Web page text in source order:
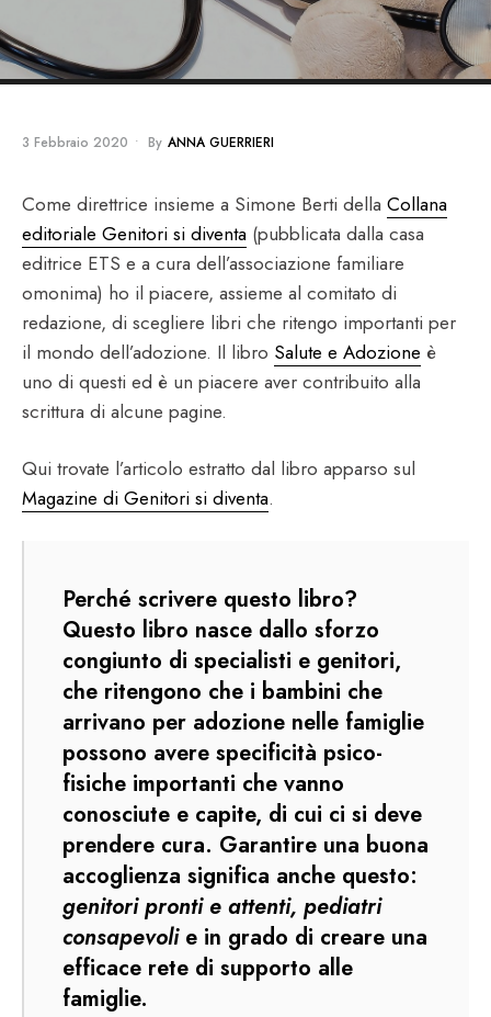
3 Febbraio 2020 • By ANNA GUERRIERI
Come direttrice insieme a Simone Berti della Collana
editoriale Genitori si diventa (pubblicata dalla casa
editrice ETS e a cura dell’associazione familiare
omonima) ho il piacere, assieme al comitato di
redazione, di scegliere libri che ritengo importanti per
il mondo dell’adozione. Il libro Salute e Adozione è
uno di questi ed è un piacere aver contribuito alla
scrittura di alcune pagine.
Qui trovate l’articolo estratto dal libro apparso sul
Magazine di Genitori si diventa.
Perché scrivere questo libro?
Questo libro nasce dallo sforzo
congiunto di specialisti e genitori,
che ritengono che i bambini che
arrivano per adozione nelle famiglie
possono avere specificità psico-
fisiche importanti che vanno
conosciute e capite, di cui ci si deve
prendere cura. Garantire una buona
accoglienza significa anche questo:
genitori pronti e attenti, pediatri
consapevolie in grado di creare una
efficace rete di supporto alle
famiglie.